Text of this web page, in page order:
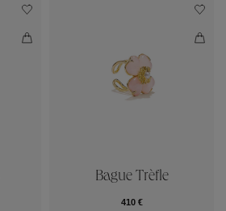
Bague Trèfle
410 €